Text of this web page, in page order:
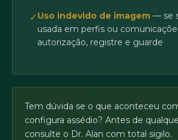
✓Uso indevido de imagem — se
usada em perfis ou
autorização, registre e guarde
Tem dúvida se o que aconteceu
configura assédio? Antes de
consulte o Dr. Alan com total sigilo.